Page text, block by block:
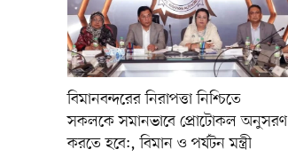
বিমানবন্দরের নিরাপত্তা নিশ্চিতে
সকলকে সমানভাবে প্রোটোকল অনুসরণ
করতে হবে:, বিমান ও পর্যটন মন্ত্রী